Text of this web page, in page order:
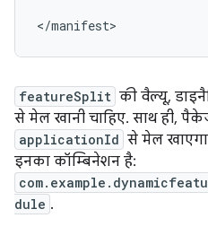
</manifest>
featureSplit की वैल्यू,
से मेल खानी चाहिए. साथ ही,
applicationId से मेल
इनका कॉम्बिनेशन है:
dule .